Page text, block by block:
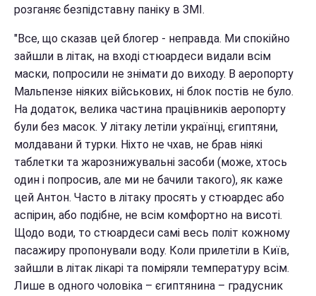
розганяє безпідставну паніку в ЗМІ.
"Все, що сказав цей блогер - неправда. Ми спокійно
зайшли в літак, на вході стюардеси видали всім
маски, попросили не знімати до виходу. В аеропорту
Мальпензе ніяких військових, ні блок постів не було.
На додаток, велика частина працівників аеропорту
були без масок. У літаку летіли українці, єгиптяни,
молдавани й турки. Ніхто не чхав, не брав ніякі
таблетки та жарознижувальні засоби (може, хтось
один і попросив, але ми не бачили такого), як каже
цей Антон. Часто в літаку просять у стюардес або
аспірин, або подібне, не всім комфортно на висоті.
Щодо води, то стюардеси самі весь політ кожному
пасажиру пропонували воду. Коли прилетіли в Київ,
зайшли в літак лікарі та поміряли температуру всім.
Лише в одного чоловіка – єгиптянина – градусник